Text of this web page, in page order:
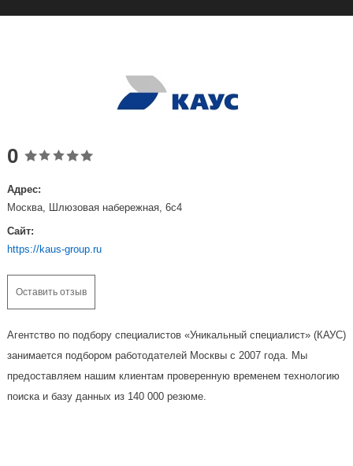
0
Адрес:
Москва, Шлюзовая набережная, 6с4
Сайт:
https://kaus-group.ru
Оставить отзыв
Агентство по подбору специалистов «Уникальный специалист» (КАУС)
занимается подбором работодателей Москвы с 2007 года. Мы
предоставляем нашим клиентам проверенную временем технологию
поиска и базу данных из 140 000 резюме.